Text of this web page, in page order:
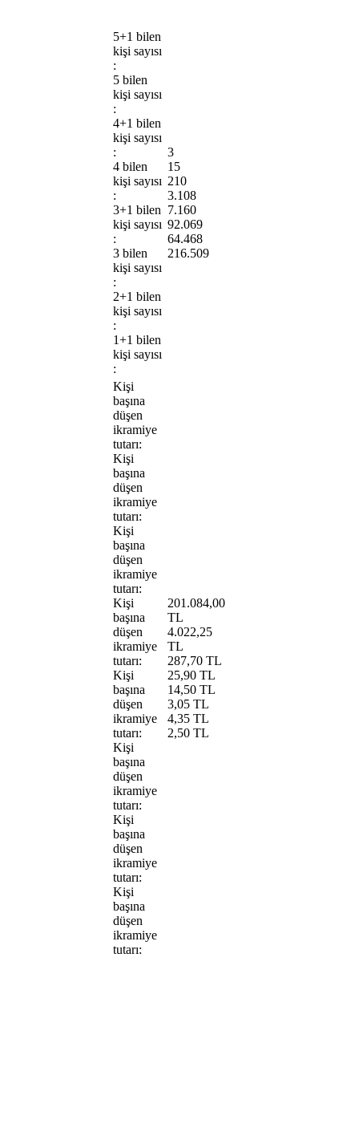
5+1 bilen
kişi sayısı
:
5 bilen
kişi sayısı
:
4+1 bilen
kişi sayısı
:
4 bilen
kişi sayısı
:
3+1 bilen
kişi sayısı
:
3 bilen
kişi sayısı
:
2+1 bilen
kişi sayısı
:
1+1 bilen
kişi sayısı
:
3
15
210
3.108
7.160
92.069
64.468
216.509
Kişi
başına
düşen
ikramiye
tutarı:
Kişi
başına
düşen
ikramiye
tutarı:
Kişi
başına
düşen
ikramiye
tutarı:
Kişi
başına
düşen
ikramiye
tutarı:
Kişi
başına
düşen
ikramiye
tutarı:
Kişi
başına
düşen
ikramiye
tutarı:
Kişi
başına
düşen
ikramiye
tutarı:
Kişi
başına
düşen
ikramiye
tutarı:
201.084,00
TL
4.022,25
TL
287,70 TL
25,90 TL
14,50 TL
3,05 TL
4,35 TL
2,50 TL